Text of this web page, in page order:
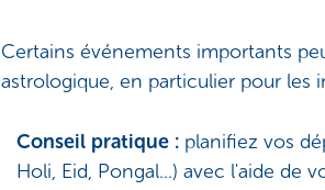
Certains événements importants
astrologique, en particulier pour les
Conseil pratique :planifiez vos
Holi, Eid, Pongal...) avec l'aide de